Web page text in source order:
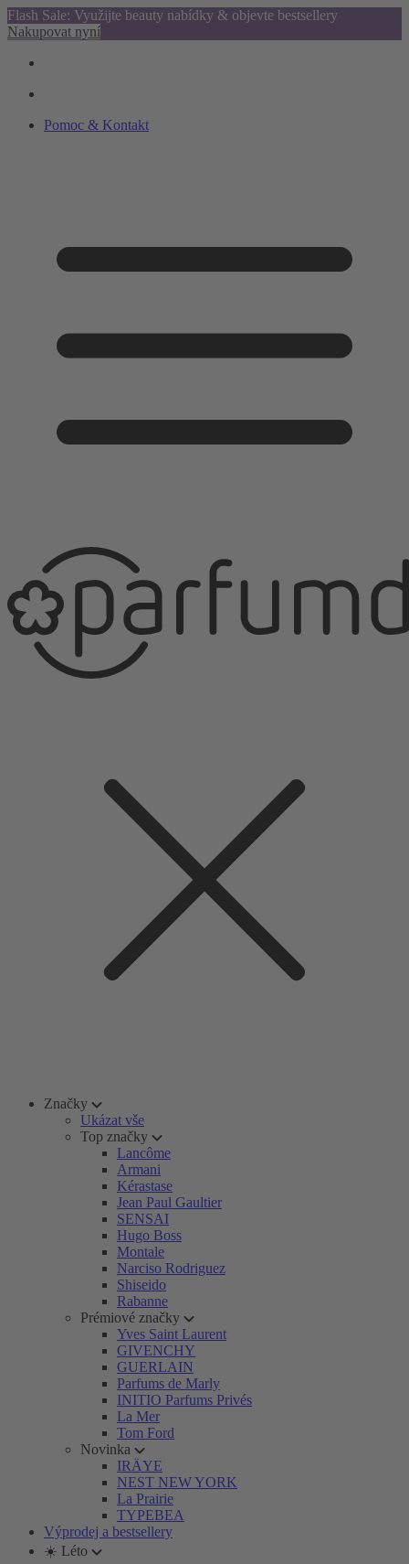
Flash Sale: Využijte beauty nabídky & objevte bestsellery
Nakupovat nyní
Pomoc & Kontakt
Značky
Ukázat vše
Top značky
Lancôme
Armani
Kérastase
Jean Paul Gaultier
SENSAI
Hugo Boss
Montale
Narciso Rodriguez
Shiseido
Rabanne
Prémiové značky
Yves Saint Laurent
GIVENCHY
GUERLAIN
Parfums de Marly
INITIO Parfums Privés
La Mer
Tom Ford
Novinka
IRÄYE
NEST NEW YORK
La Prairie
TYPEBEA
Výprodej a bestsellery
☀️ Léto